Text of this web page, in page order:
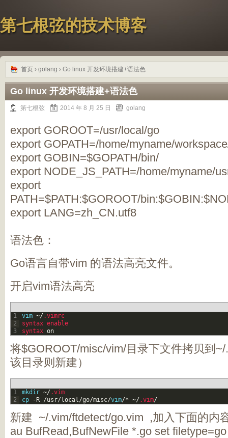
第七根弦的技术博客
首页 › golang › Go linux 开发环境搭建+语法色
Go linux 开发环境搭建+语法色
第七根弦 2014 年 8 月 25 日 golang
export GOROOT=/usr/local/go
export GOPATH=/home/myname/
export GOBIN=$GOPATH/bin/
export NODE_JS_PATH=/home/myname/
export
PATH=$PATH:$GOROOT/
export LANG=zh_CN.utf8
语法色：
Go语言自带vim 的语法高亮文件。
开启vim语法高亮
1
2
3
vim ~/.vimrc
syntax enable
syntax on
将$GOROOT/misc/vim/目录下文件拷贝到
该目录则新建）
1
2
mkdir ~/.vim
cp
- R /usr/local/go/misc/vim/* ~/.vim/
新建 ~/.vim/ftdetect/go.vim ,加入下面的内
au BufRead,BufNewFile *.go set filetype=go